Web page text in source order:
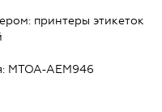
принтеры этикеток
MTOA-AEM946